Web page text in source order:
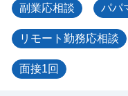
副業応相談 パパ
リモート勤務応相談
面接1回